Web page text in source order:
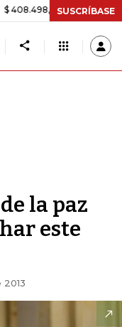
+$ 8.753,81
SUSCRÍBASE
la paz
este